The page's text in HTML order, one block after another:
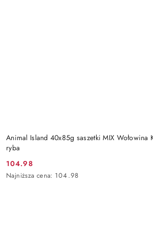
Animal Island 40x85g saszetki MIX Wołowina
ryba
Cena
promocyjna:
104.98
Najniższa
Najniższa cena: 104.98